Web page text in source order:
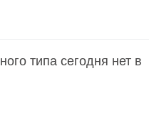
для
типа сегодня нет в